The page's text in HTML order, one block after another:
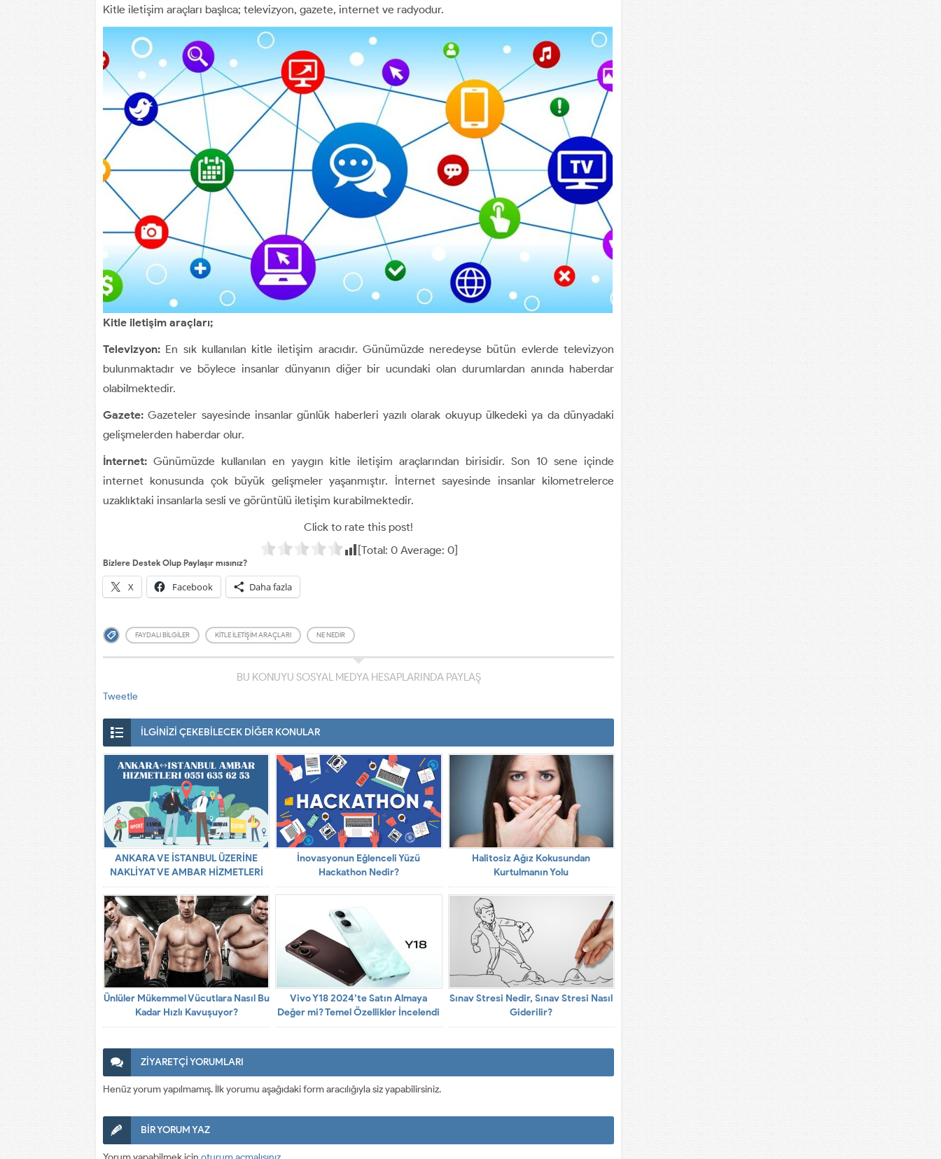
Kitle iletişim araçları başlıca; televizyon, gazete, internet ve radyodur.
Kitle iletişim araçları;
Televizyon: En sık kullanılan kitle iletişim aracıdır. Günümüzde neredeyse bütün evlerde televizyon
bulunmaktadır ve böylece insanlar dünyanın diğer bir ucundaki olan durumlardan anında haberdar
olabilmektedir.
Gazete:Gazeteler sayesinde insanlar günlük haberleri yazılı olarak okuyup ülkedeki ya da dünyadaki
gelişmelerden haberdar olur.
İnternet: Günümüzde kullanılan en yaygın kitle iletişim araçlarından birisidir. Son 10 sene içinde
internet konusunda çok büyük gelişmeler yaşanmıştır. İnternet sayesinde insanlar kilometrelerce
uzaklıktaki insanlarla sesli ve görüntülü iletişim kurabilmektedir.
Click to rate this post!
[Total: 0Average: 0]
Bizlere Destek Olup Paylaşır mısınız?
X Facebook Daha fazla
FAYDALI BILGILER KITLE İLETIŞIM ARAÇLARI NE NEDIR
BU KONUYU SOSYAL MEDYA HESAPLARINDA PAYLAŞ
Tweetle
İLGİNİZİ ÇEKEBİLECEK DİĞER KONULAR
ANKARA VE İSTANBUL ÜZERİNE
NAKLİYAT VE AMBAR HİZMETLERİ
İnovasyonun Eğlenceli Yüzü
Hackathon Nedir?
Halitosiz Ağız Kokusundan
Kurtulmanın Yolu
Ünlüler Mükemmel Vücutlara Nasıl Bu
Kadar Hızlı Kavuşuyor?
Vivo Y18 2024’te Satın Almaya
Değer mi? Temel Özellikler İncelendi
Sınav Stresi Nedir, Sınav Stresi Nasıl
Giderilir?
ZİYARETÇİ YORUMLARI
Henüz yorum yapılmamış. İlk yorumu aşağıdaki form aracılığıyla siz yapabilirsiniz.
BİR YORUM YAZ